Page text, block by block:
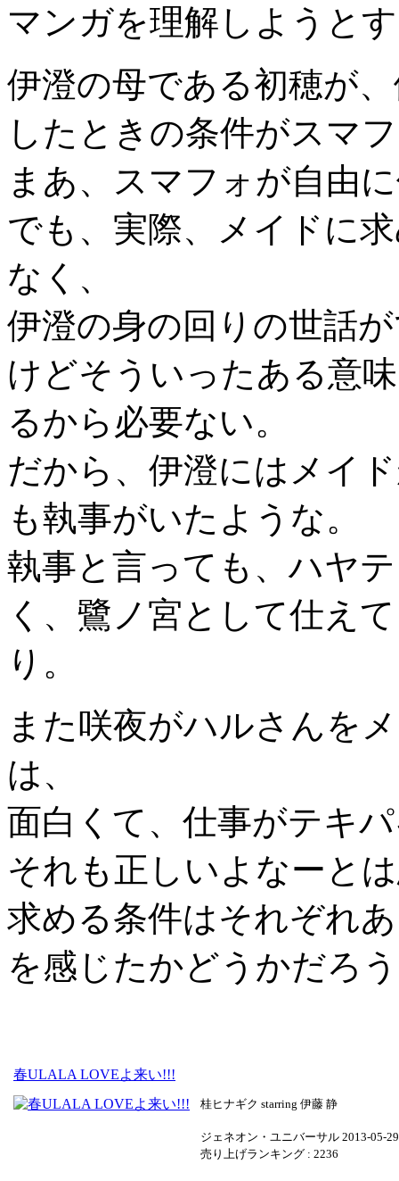
マンガを理解しようと
伊澄の母である初穂が
したときの条件がスマ
まあ、スマフォが自由
でも、実際、メイドに
なく、
伊澄の身の回りの世話
けどそういったある意
るから必要ない。
だから、伊澄にはメイ
も執事がいたような。
執事と言っても、ハヤ
く、鷺ノ宮として仕え
り。
また咲夜がハルさんを
は、
面白くて、仕事がテキ
それも正しいよなーと
求める条件はそれぞれ
を感じたかどうかだろ
春ULALA LOVEよ来い!!!
桂ヒナギク starring 伊藤 静
ジェネオン・ユニバーサル 2013-05-29
売り上げランキング : 2236